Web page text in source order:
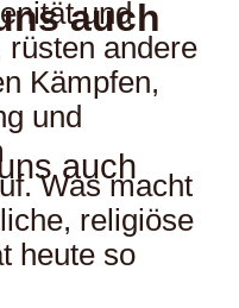
auch
auch
und
rüsten andere
Kämpfen,
und
Was macht
religiöse
heute so